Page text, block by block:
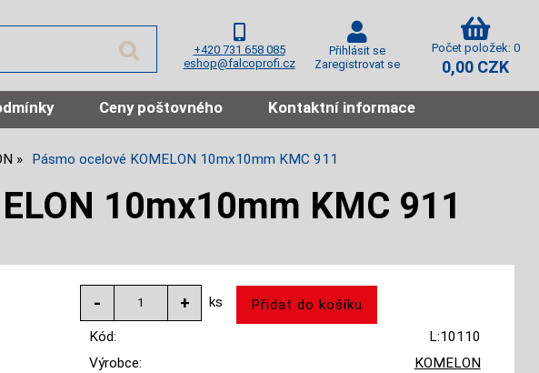
+420 731 658 085
eshop@falcoprofi.cz
Přihlásit se
Zaregistrovat se
Počet položek: 0
0,00 CZK
Ceny poštovného Kontaktní informace
Pásmo ocelové KOMELON 10mx10mm KMC 911
10mx10mm KMC 911
ks
Kód:
L:10110
Výrobce:
KOMELON